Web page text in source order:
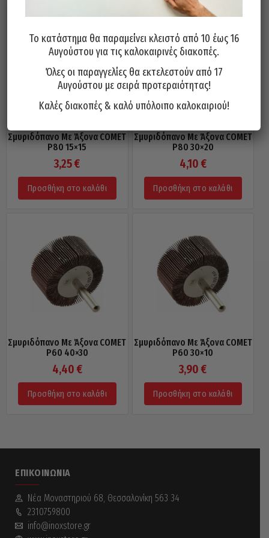
Σμυριδόπανο Με Άξονα COMET
P80 15×15
3,25€
Προσθήκη στο καλάθι
Σμυριδόπανο Με Άξονα COMET
P80 30×20
4,10 €
Προσθήκη στο καλάθι
Σμυριδόπανο Με Άξονα COMET
P60 40×30
4,40 €
Προσθήκη στο καλάθι
Σμυριδόπανο Με Άξονα COMET
P60 30×10
3,90€
Προσθήκη στο καλάθι
ΕΠΙΚΟΙΝΩΝΊΑ
Νέα Mοναστηριού 68, Θεσσαλονίκη 563 34
2310759800
info@inoxstore.gr
Το κατάστημα θα παραμείνει κλειστό από 10 έως 16
Αυγούστου για τις καλοκαιρινές διακοπές.
Όλες οι παραγγελίες θα εκτελεστούν από 17
Αυγούστου με σειρά προτεραιότητας!
Καλές διακοπές & καλό υπόλοιπο καλοκαιριού!